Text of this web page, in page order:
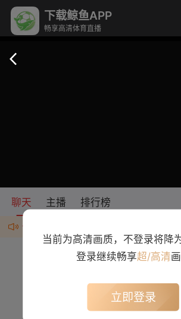
下载鲸鱼APP
畅享高清体育直播
聊天 主播 排行榜
任何群、广告均为诈骗，违规者封号
当前为高清画质，不登录将降
登录继续畅享超/高清
立即登录